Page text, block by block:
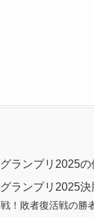
グランプリ2025
グランプリ2025
！敗者復活戦の勝